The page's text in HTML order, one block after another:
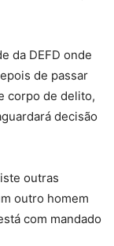
da DEFD onde
de passar
corpo de delito,
decisão
outras
outro homem
com mandado